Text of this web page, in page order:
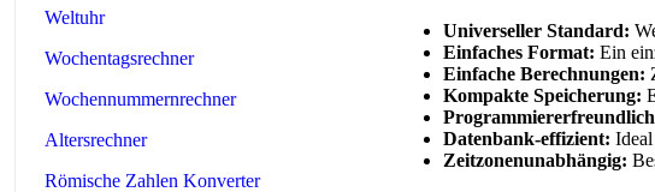
Weltuhr
Wochentagsrechner
Wochennummernrechner
Altersrechner
Römische Zahlen Konverter
Universeller Standard:
Einfaches Format: Ein
Einfache Berechnungen:
Kompakte Speicherung:
Datenbank-effizient:
Zeitzonenunabhängig: